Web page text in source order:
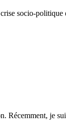
socio-
je